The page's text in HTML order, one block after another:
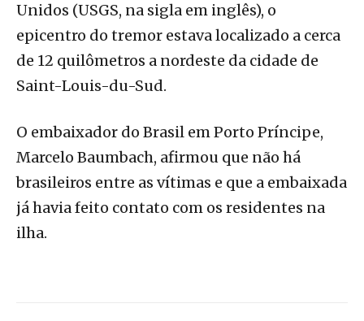
Unidos (USGS, na sigla em inglês), o
epicentro do tremor estava localizado a cerca
de 12 quilômetros a nordeste da cidade de
Saint-Louis-du-Sud.
O embaixador do Brasil em Porto Príncipe,
Marcelo Baumbach, afirmou que não há
brasileiros entre as vítimas e que a embaixada
já havia feito contato com os residentes na
ilha.